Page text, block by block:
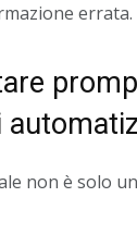
errata.
non è solo